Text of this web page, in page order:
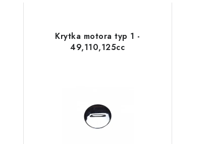
Krytka motora typ 1 -
49,110,125cc